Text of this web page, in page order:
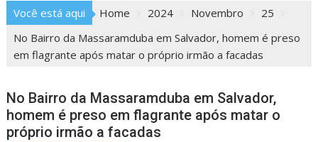
Você está aqui Home 2024 Novembro
25
No Bairro da Massaramduba em Salvador, homem é preso
em flagrante após matar o próprio irmão a facadas
No Bairro da Massaramduba em Salvador,
homem é preso em flagrante após matar o
próprio irmão a facadas